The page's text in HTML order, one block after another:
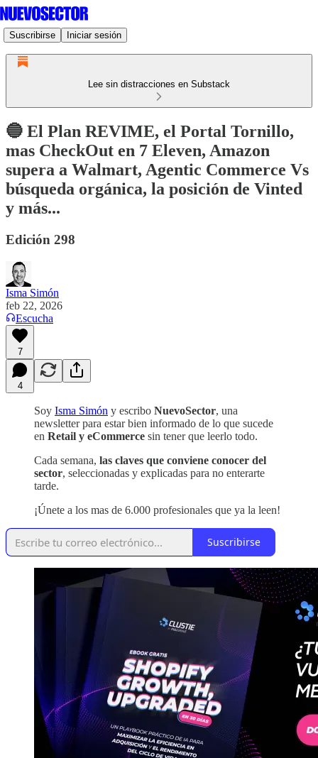
Suscribirse Iniciar sesión
Lee sin distracciones en Substack
🔵 El Plan REVIME, el Portal Tornillo,
mas CheckOut en 7 Eleven, Amazon
supera a Walmart, Agentic Commerce Vs
búsqueda orgánica, la posición de Vinted
y más...
Edición 298
Isma Simón
feb 22, 2026
Escucha
7
4
Soy Isma Simón y escribo NuevoSector, una
newsletter para estar bien informado de lo que sucede
en Retail y eCommerce sin tener que leerlo todo.
Cada semana, las claves que conviene conocer del
sector, seleccionadas y explicadas para no enterarte
tarde.
¡Únete a los mas de 6.000 profesionales que ya la leen!
Suscribirse